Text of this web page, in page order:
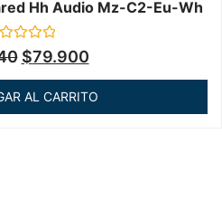
Hh Audio Mz-C2-Eu-Wh
$79.900
AL CARRITO